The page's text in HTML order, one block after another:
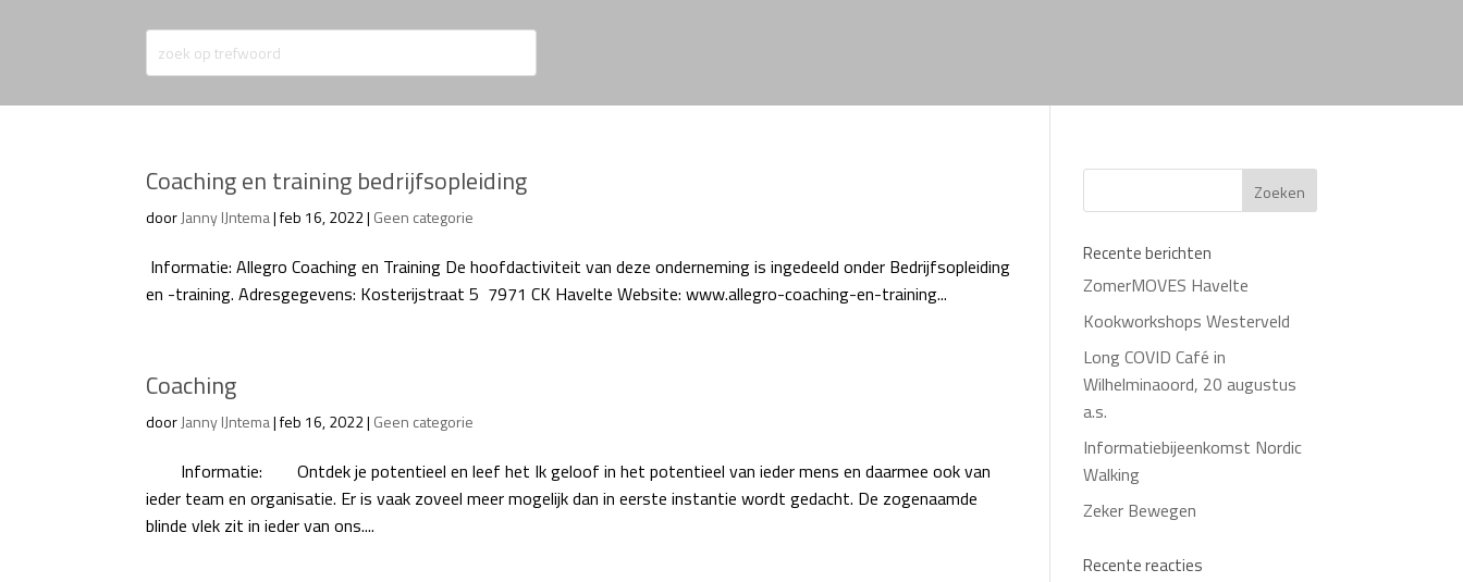
Coaching en training bedrijfsopleiding
doorJanny IJntema|feb 16, 2022| Geen categorie
Informatie: Allegro Coaching en Training De hoofdactiviteit van deze onderneming is ingedeeld onder Bedrijfsopleiding
en -training. Adresgegevens: Kosterijstraat 5 7971 CK Havelte Website: www.allegro-coaching-en-training...
Coaching
doorJanny IJntema|feb 16, 2022| Geen categorie
Informatie: Ontdek je potentieel en leef het Ik geloof in het potentieel van ieder mens en daarmee ook van
ieder team en organisatie. Er is vaak zoveel meer mogelijk dan in eerste instantie wordt gedacht. De zogenaamde
blinde vlek zit in ieder van ons....
Recente berichten
ZomerMOVES Havelte
Kookworkshops Westerveld
Long COVID Café in
Wilhelminaoord, 20 augustus
a.s.
Informatiebijeenkomst Nordic
Walking
Zeker Bewegen
Recente reacties